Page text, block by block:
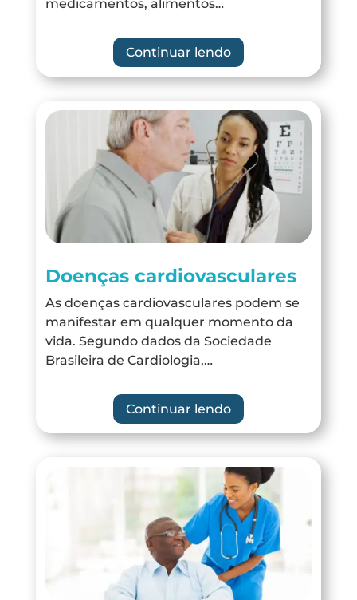
medicamentos, alimentos…
Continuar lendo
Doenças cardiovasculares
As doenças cardiovasculares podem se
manifestar em qualquer momento da
vida. Segundo dados da Sociedade
Brasileira de Cardiologia,…
Continuar lendo